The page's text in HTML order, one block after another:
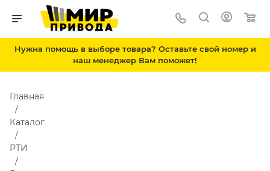
Нужна помощь в выборе товара? Оставьте свой номер и
наш менеджер Вам поможет!
Главная
Каталог
РТИ